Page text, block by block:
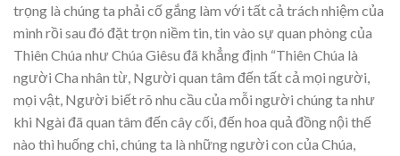
trọng là chúng ta phải cố gắng làm với tất cả trách nhiệm của
mình rồi sau đó đặt trọn niềm tin, tin vào sự quan phòng của
Thiên Chúa như Chúa Giêsu đã khẳng định “Thiên Chúa là
người Cha nhân từ, Người quan tâm đến tất cả mọi người,
mọi vật, Người biết rõ nhu cầu của mỗi người chúng ta như
khi Ngài đã quan tâm đến cây cối, đến hoa quả đồng nội thế
nào thì huống chi, chúng ta là những người con của Chúa,